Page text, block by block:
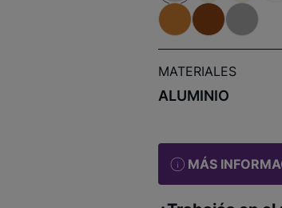
MATERIALES
ALUMINIO
MÁS